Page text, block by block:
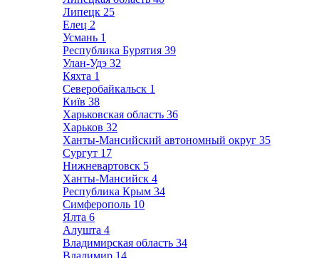
Липецк 25
Елец 2
Усмань 1
Республика Бурятия 39
Улан-Удэ 32
Кяхта 1
Северобайкальск 1
Київ 38
Харьковская область 36
Харьков 32
Ханты-Мансийский автономный округ 35
Сургут 17
Нижневартовск 5
Ханты-Мансийск 4
Республика Крым 34
Симферополь 10
Ялта 6
Алушта 4
Владимирская область 34
Владимир 14